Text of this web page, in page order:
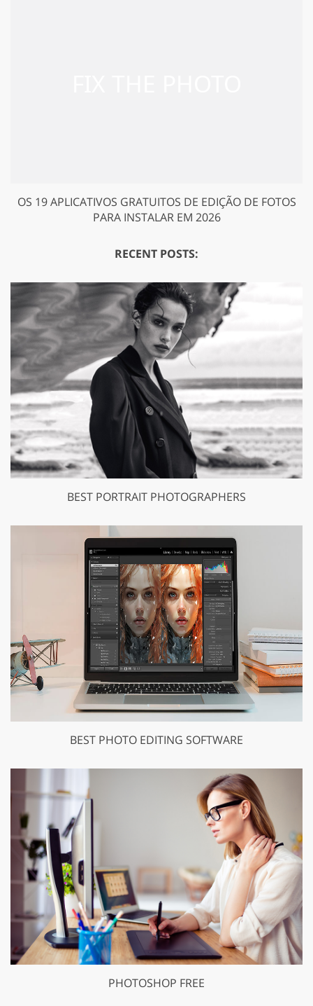
OS 19 APLICATIVOS GRATUITOS DE EDIÇÃO DE FOTOS
PARA INSTALAR EM 2026
RECENT POSTS:
BEST PORTRAIT PHOTOGRAPHERS
BEST PHOTO EDITING SOFTWARE
PHOTOSHOP FREE